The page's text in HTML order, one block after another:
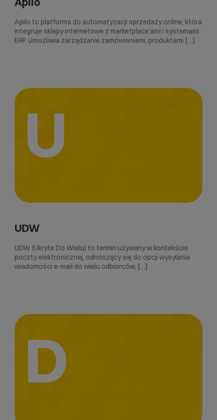
Apilo to platforma do automatyzacji sprzedaży online, która
integruje sklepy internetowe z marketplace’ami i systemami
ERP. Umożliwia zarządzanie zamówieniami, produktami […]
U
UDW
UDW (Ukryte Do Wielu) to termin używany w kontekście
poczty elektronicznej, odnoszący się do opcji wysyłania
wiadomości e-mail do wielu odbiorców, […]
D